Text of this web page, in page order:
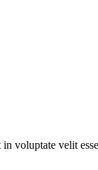
voluptate velit